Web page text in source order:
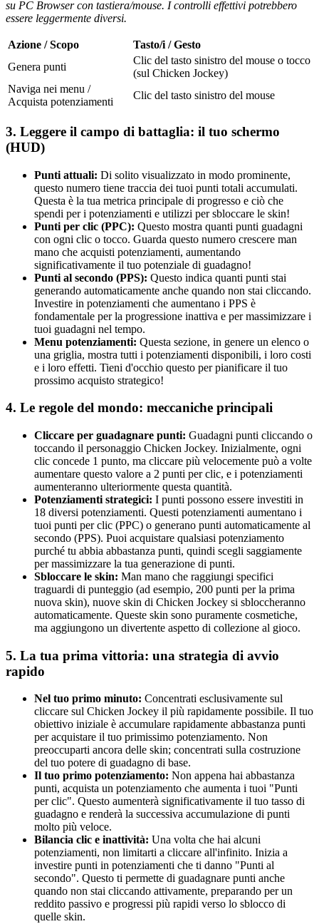
su PC Browser con tastiera/mouse. I controlli effettivi potrebbero
essere leggermente diversi.
Azione / Scopo
Tasto/i / Gesto
Genera punti
Clic del tasto sinistro del mouse o tocco
(sul Chicken Jockey)
Naviga nei menu /
Acquista potenziamenti
Clic del tasto sinistro del mouse
3. Leggere il campo di battaglia: il tuo schermo
(HUD)
Punti attuali: Di solito visualizzato in modo prominente,
questo numero tiene traccia dei tuoi punti totali accumulati.
Questa è la tua metrica principale di progresso e ciò che
spendi per i potenziamenti e utilizzi per sbloccare le skin!
Punti per clic (PPC): Questo mostra quanti punti guadagni
con ogni clic o tocco. Guarda questo numero crescere man
mano che acquisti potenziamenti, aumentando
significativamente il tuo potenziale di guadagno!
Punti al secondo (PPS): Questo indica quanti punti stai
generando automaticamente anche quando non stai cliccando.
Investire in potenziamenti che aumentano i PPS è
fondamentale per la progressione inattiva e per massimizzare i
tuoi guadagni nel tempo.
Menu potenziamenti: Questa sezione, in genere un elenco o
una griglia, mostra tutti i potenziamenti disponibili, i loro costi
e i loro effetti. Tieni d'occhio questo per pianificare il tuo
prossimo acquisto strategico!
4. Le regole del mondo: meccaniche principali
Cliccare per guadagnare punti: Guadagni punti cliccando o
toccando il personaggio Chicken Jockey. Inizialmente, ogni
clic concede 1 punto, ma cliccare più velocemente può a volte
aumentare questo valore a 2 punti per clic, e i potenziamenti
aumenteranno ulteriormente questa quantità.
Potenziamenti strategici: I punti possono essere investiti in
18 diversi potenziamenti. Questi potenziamenti aumentano i
tuoi punti per clic (PPC) o generano punti automaticamente al
secondo (PPS). Puoi acquistare qualsiasi potenziamento
purché tu abbia abbastanza punti, quindi scegli saggiamente
per massimizzare la tua generazione di punti.
Sbloccare le skin: Man mano che raggiungi specifici
traguardi di punteggio (ad esempio, 200 punti per la prima
nuova skin), nuove skin di Chicken Jockey si sbloccheranno
automaticamente. Queste skin sono puramente cosmetiche,
ma aggiungono un divertente aspetto di collezione al gioco.
5. La tua prima vittoria: una strategia di avvio
rapido
Nel tuo primo minuto: Concentrati esclusivamente sul
cliccare sul Chicken Jockey il più rapidamente possibile. Il tuo
obiettivo iniziale è accumulare rapidamente abbastanza punti
per acquistare il tuo primissimo potenziamento. Non
preoccuparti ancora delle skin; concentrati sulla costruzione
del tuo potere di guadagno di base.
Il tuo primo potenziamento: Non appena hai abbastanza
punti, acquista un potenziamento che aumenta i tuoi "Punti
per clic". Questo aumenterà significativamente il tuo tasso di
guadagno e renderà la successiva accumulazione di punti
molto più veloce.
Bilancia clic e inattività: Una volta che hai alcuni
potenziamenti, non limitarti a cliccare all'infinito. Inizia a
investire punti in potenziamenti che ti danno "Punti al
secondo". Questo ti permette di guadagnare punti anche
quando non stai cliccando attivamente, preparando per un
reddito passivo e progressi più rapidi verso lo sblocco di
quelle skin.